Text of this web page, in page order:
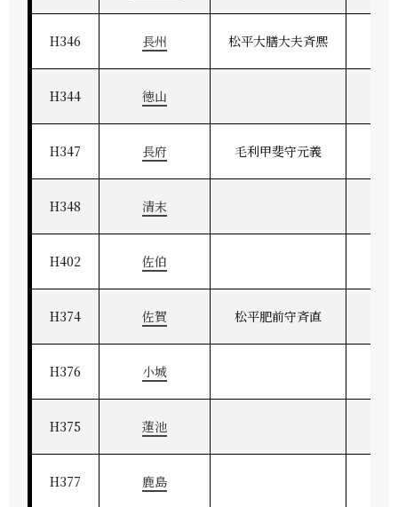
H346 長州 松平大膳大夫斉熈
H344 徳山
H347 長府 毛利甲斐守元義
H348 清末
H402 佐伯
H374 佐賀 松平肥前守斉直
H376 小城
H375 蓮池
H377 鹿島